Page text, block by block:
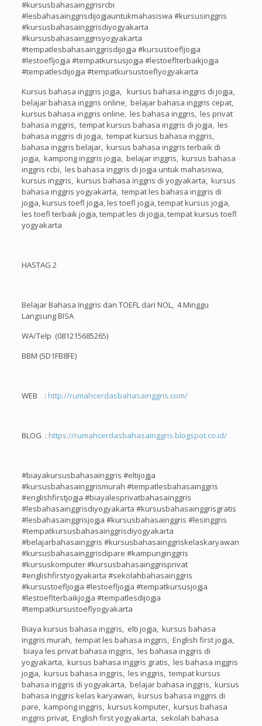
#kursusbahasainggrisrcbi
#lesbahasainggrisdijogjauntukmahasiswa #kursusinggris
#kursusbahasainggrisdiyogyakarta
#kursusbahasainggrisyogyakarta
#tempatlesbahasainggrisdijogja #kursustoefljogja
#lestoefljogja #tempatkursusjogja #lestoeflterbaikjogja
#tempatlesdijogja #tempatkursustoeflyogyakarta
Kursus bahasa inggris jogja, kursus bahasa inggris di jogja,
belajar bahasa inggris online, belajar bahasa inggris cepat,
kursus bahasa inggris online, les bahasa inggris, les privat
bahasa inggris, tempat kursus bahasa inggris di jogja, les
bahasa inggris di jogja, tempat kursus bahasa inggris,
bahasa inggris belajar, kursus bahasa inggris terbaik di
jogja, kampong inggris jogja, belajar inggris, kursus bahasa
inggris rcbi, les bahasa inggris di jogja untuk mahasiswa,
kursus inggris, kursus bahasa inggris di yogyakarta, kursus
bahasa inggris yogyakarta, tempat les bahasa inggris di
jogja, kursus toefl jogja, les toefl jogja, tempat kursus jogja,
les toefl terbaik jogja, tempat les di jogja, tempat kursus toefl
yogyakarta
HASTAG 2
Belajar Bahasa Inggris dan TOEFL dari NOL, 4 Minggu
Langsung BISA
WA/Telp (081215685265)
BBM (5D1FB8FE)
WEB : http://rumahcerdasbahasainggris.com/
BLOG : https://rumahcerdasbahasainggris.blogspot.co.id/
#biayakursusbahasainggris #eltijogja
#kursusbahasainggrismurah #tempatlesbahasainggris
#englishfirstjogja #biayalesprivatbahasainggris
#lesbahasainggrisdiyogyakarta #kursusbahasainggrisgratis
#lesbahasainggrisjogja #kursusbahasainggris #lesinggris
#tempatkursusbahasainggrisdiyogyakarta
#belajarbahasainggris #kursusbahasainggriskelaskaryawan
#kursusbahasainggrisdipare #kampunginggris
#kursuskomputer #kursusbahasainggrisprivat
#englishfirstyogyakarta #sekolahbahasainggris
#kursustoefljogja #lestoefljogja #tempatkursusjogja
#lestoeflterbaikjogja #tempatlesdijogja
#tempatkursustoeflyogyakarta
Biaya kursus bahasa inggris, elti jogja, kursus bahasa
inggris murah, tempat les bahasa inggris, English first jogja,
biaya les privat bahasa inggris, les bahasa inggris di
yogyakarta, kursus bahasa inggris gratis, les bahasa inggris
jogja, kursus bahasa inggris, les inggris, tempat kursus
bahasa inggris di yogyakarta, belajar bahasa inggris, kursus
bahasa inggris kelas karyawan, kursus bahasa inggris di
pare, kampong inggris, kursus komputer, kursus bahasa
inggris privat, English first yogyakarta, sekolah bahasa